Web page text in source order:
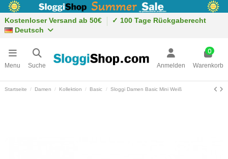
Kostenloser Versand ab 50€
✓ 100 Tage Rückgaberecht
Deutsch
Menu Suche Anmelden
0
Warenkorb
Startseite Damen Kollektion Basic Sloggi Damen Basic Mini Weiß